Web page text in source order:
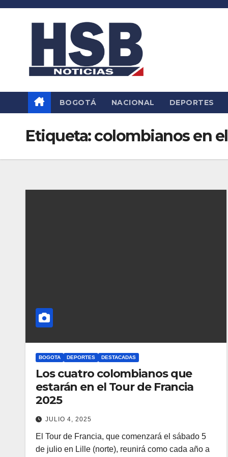
Saltar
BOGOTÁ NACIONAL DEPORTES
Etiqueta:colombianos en
BOGOTA DEPORTES DESTACADAS
Los cuatro colombianos que
estarán en el Tour de Francia
2025
JULIO 4, 2025
El Tour de Francia, que comenzará el sábado 5
de julio en Lille (norte), reunirá como cada año a